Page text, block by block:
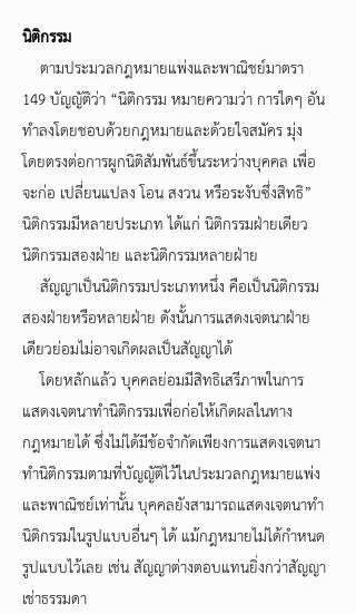
นิติกรรม
ตามประมวลกฎหมายแพ่งและพาณิชย์มาตรา
149 บัญญัติว่า “นิติกรรม หมายความว่า การใดๆ อัน
ทำลงโดยชอบด้วยกฎหมายและด้วยใจสมัคร มุ่ง
โดยตรงต่อการผูกนิติสัมพันธ์ขึ้นระหว่างบุคคล เพื่อ
จะก่อ เปลี่ยนแปลง โอน สงวน หรือระงับซึ่งสิทธิ”
นิติกรรมมีหลายประเภท ได้แก่ นิติกรรมฝ่ายเดียว
นิติกรรมสองฝ่าย และนิติกรรมหลายฝ่าย
สัญญาเป็นนิติกรรมประเภทหนึ่ง คือเป็นนิติกรรม
สองฝ่ายหรือหลายฝ่าย ดังนั้นการแสดงเจตนาฝ่าย
เดียวย่อมไม่อาจเกิดผลเป็นสัญญาได้
โดยหลักแล้ว บุคคลย่อมมีสิทธิเสรีภาพในการ
แสดงเจตนาทำนิติกรรมเพื่อก่อให้เกิดผลในทาง
กฎหมายได้ ซึ่งไม่ได้มีข้อจำกัดเพียงการแสดงเจตนา
ทำนิติกรรมตามที่บัญญัติไว้ในประมวลกฎหมายแพ่ง
และพาณิชย์เท่านั้น บุคคลยังสามารถแสดงเจตนาทำ
นิติกรรมในรูปแบบอื่นๆ ได้ แม้กฎหมายไม่ได้กำหนด
รูปแบบไว้เลย เช่น สัญญาต่างตอบแทนยิ่งกว่าสัญญา
เช่าธรรมดา